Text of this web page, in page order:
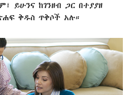
ይሁንና ከገንዘብ ጋር በተያያዘ
ቅዱስ ጥቅሶች አሉ።